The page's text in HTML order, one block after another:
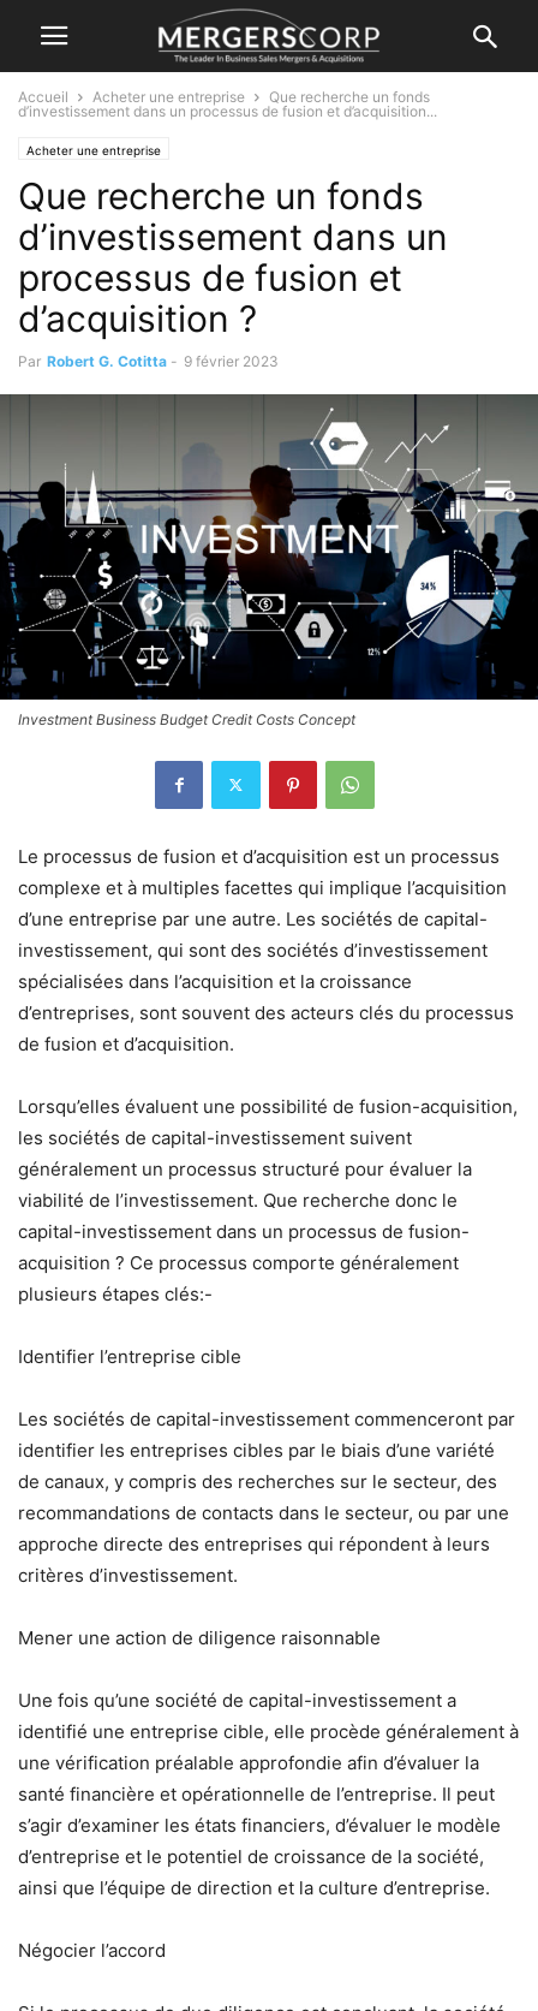
Accueil Acheter une entreprise
Que recherche un fonds
d’investissement dans un processus de fusion et d’acquisition...
Acheter une entreprise
Que recherche un fonds
d’investissement dans un
processus de fusion et
d’acquisition ?
Par Robert G. Cotitta - 9 février 2023
Investment Business Budget Credit Costs Concept
Le processus de fusion et d’acquisition est un processus
complexe et à multiples facettes qui implique l’acquisition
d’une entreprise par une autre. Les sociétés de capital-
investissement, qui sont des sociétés d’investissement
spécialisées dans l’acquisition et la croissance
d’entreprises, sont souvent des acteurs clés du processus
de fusion et d’acquisition.
Lorsqu’elles évaluent une possibilité de fusion-acquisition,
les sociétés de capital-investissement suivent
généralement un processus structuré pour évaluer la
viabilité de l’investissement. Que recherche donc le
capital-investissement dans un processus de fusion-
acquisition ? Ce processus comporte généralement
plusieurs étapes clés:-
Identifier l’entreprise cible
Les sociétés de capital-investissement commenceront par
identifier les entreprises cibles par le biais d’une variété
de canaux, y compris des recherches sur le secteur, des
recommandations de contacts dans le secteur, ou par une
approche directe des entreprises qui répondent à leurs
critères d’investissement.
Mener une action de diligence raisonnable
Une fois qu’une société de capital-investissement a
identifié une entreprise cible, elle procède généralement à
une vérification préalable approfondie afin d’évaluer la
santé financière et opérationnelle de l’entreprise. Il peut
s’agir d’examiner les états financiers, d’évaluer le modèle
d’entreprise et le potentiel de croissance de la société,
ainsi que l’équipe de direction et la culture d’entreprise.
Négocier l’accord